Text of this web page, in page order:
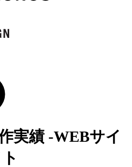
実績 -WEBサイ